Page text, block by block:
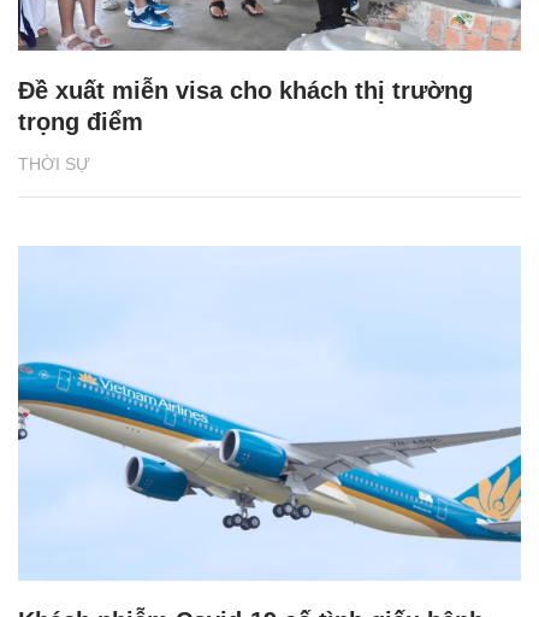
THỜI SỰ
Đề xuất miễn visa cho khách thị trường
trọng điểm